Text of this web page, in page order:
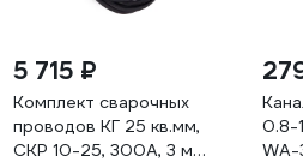
5 715 ₽
Комплект сварочных
проводов КГ 25 кв.мм,
СКР 10-25, 300А, 3 м
0.8-